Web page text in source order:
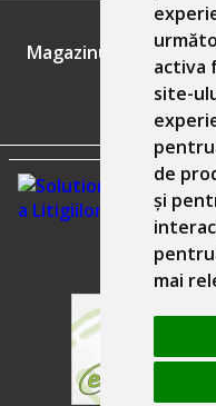
activa
site-
pentru
de
și
pentru
mai
Magazinul nostru